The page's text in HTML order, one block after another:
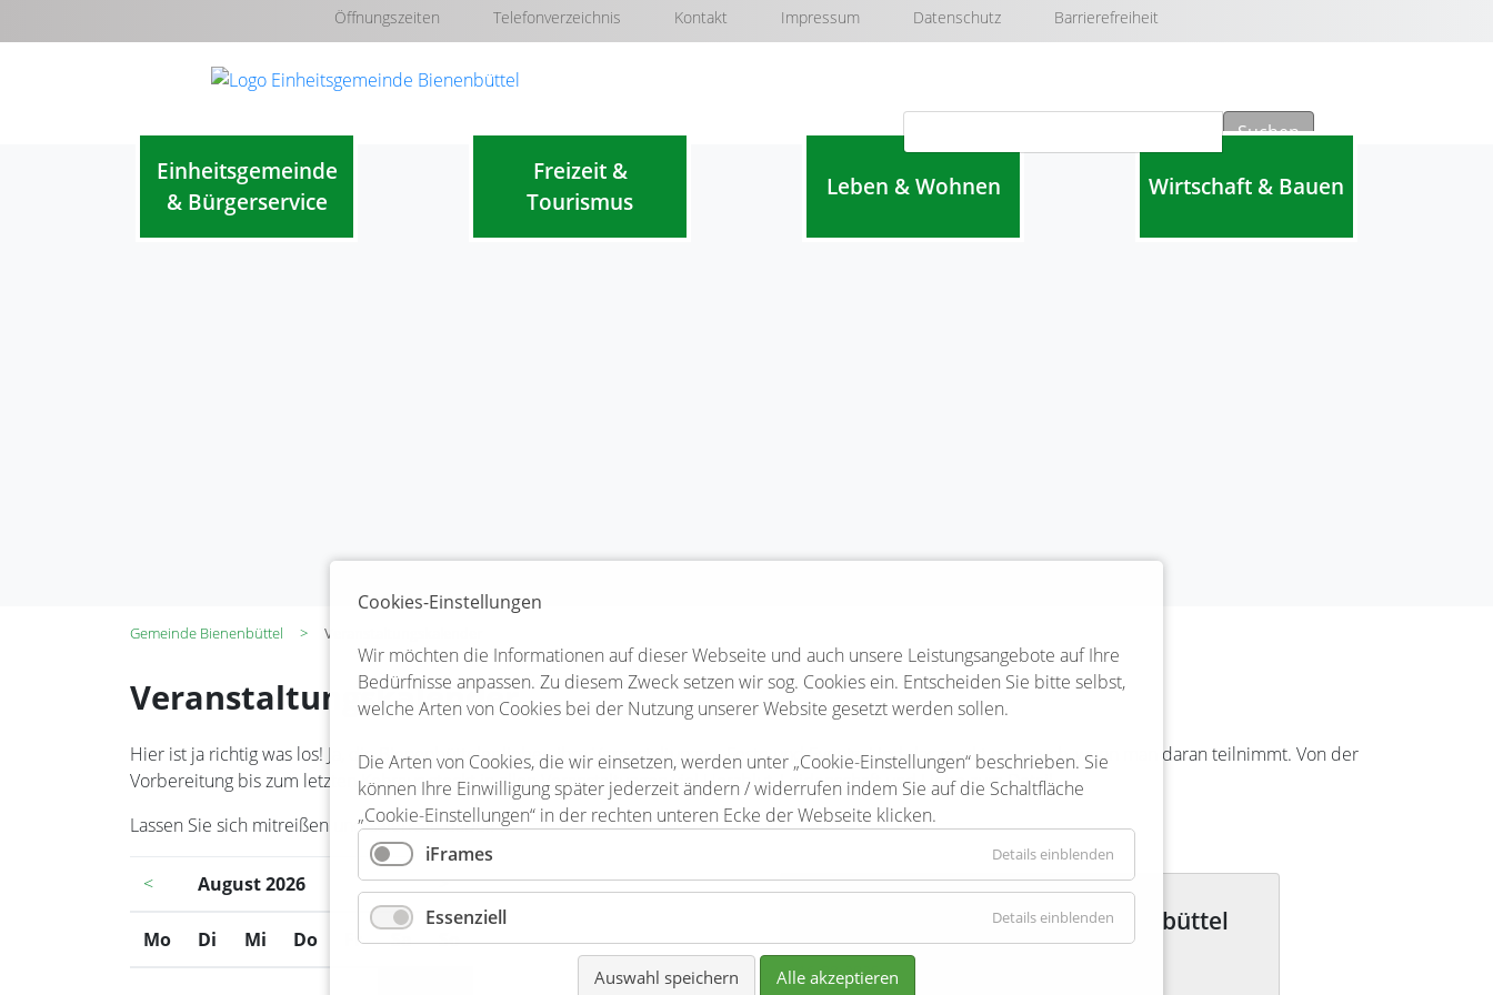
Öffnungszeiten Telefonverzeichnis Kontakt Impressum Datenschutz Barrierefreiheit
Suchen
Einheitsgemeinde
& Bürgerservice
Freizeit &
Tourismus
Leben & Wohnen Wirtschaft & Bauen
Gemeinde Bienenbüttel Veranstaltungskalender
Veranstaltungskalender
Hier ist ja richtig was los! Ja, die Bienenbütteler lieben ihre Veranstaltungen, Feste und Events. Und das merkt man auch, wenn man daran teilnimmt. Von der
Vorbereitung bis zum letzten Kehraus steckt in allen Veranstaltungen viel Herzblut, Leidenschaft und Liebe zum Detail.
Lassen Sie sich mitreißen und seien Sie dabei!
< August 2026 >
Mo ntag
Di enstag
Mi ttwoch
Do nnerstag
Freitag
Samstag
Sonntag
Einschulung Grundschule Bienenbüttel
16-08-2025
Cookies-Einstellungen
Wir möchten die Informationen auf dieser Webseite und auch unsere Leistungsangebote auf Ihre
Bedürfnisse anpassen. Zu diesem Zweck setzen wir sog. Cookies ein. Entscheiden Sie bitte selbst,
welche Arten von Cookies bei der Nutzung unserer Website gesetzt werden sollen.
Die Arten von Cookies, die wir einsetzen, werden unter „Cookie-Einstellungen“ beschrieben. Sie
können Ihre Einwilligung später jederzeit ändern / widerrufen indem Sie auf die Schaltfläche
„Cookie-Einstellungen“ in der rechten unteren Ecke der Webseite klicken.
iFrames
Details einblenden
Essenziell Details einblenden
Auswahl speichern Alle akzeptieren